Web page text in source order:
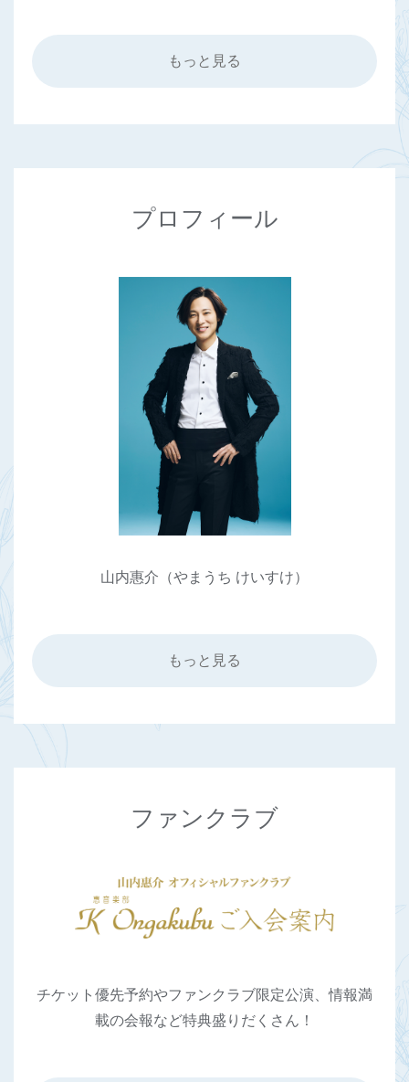
もっと見る
プロフィール
山内惠介（やまうち けいすけ）
もっと見る
ファンクラブ
チケット優先予約やファンクラブ限定公演、情報満
載の会報など特典盛りだくさん！